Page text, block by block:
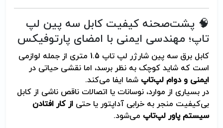
🧠 پشت‌صحنه کیفیت کابل سه پین لپ
تاپ؛ مهندسی ایمنی با امضای پارتوفیکس
کابل برق سه پین شارژر لپ تاپ 1.5 متری از جمله لوازمی
است که شاید کوچک به نظر برسد، اما نقشی حیاتی در
ایمنی و دوام لپ‌تاپ شما ایفا می‌کند.
در بسیاری از موارد، نوسانات یا اتصالات ناقص ناشی از کابل
بی‌کیفیت منجر به خرابی آداپتور یا حتی از کار افتادن
سیستم پاور لپ‌تاپ می‌شود.